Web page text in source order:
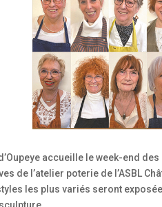
accueille le week-end des
de l’atelier poterie de l’ASBL
les plus variés seront